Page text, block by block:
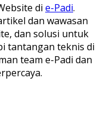
di e-Padi.
dan wawasan
dan solusi untuk
tantangan teknis di
team e-Padi dan